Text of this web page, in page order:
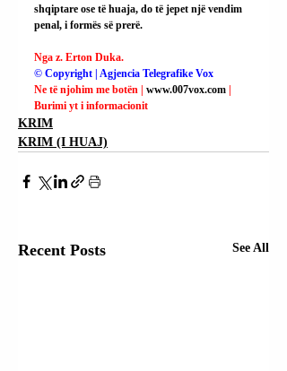
shqiptare ose të huaja, do të jepet një vendim
penal, i formës së prerë.
Nga z. Erton Duka.
© Copyright | Agjencia Telegrafike Vox
Ne të njohim me botën | www.007vox.com |
Burimi yt i informacionit
KRIM
KRIM (I HUAJ)
Recent Posts See All